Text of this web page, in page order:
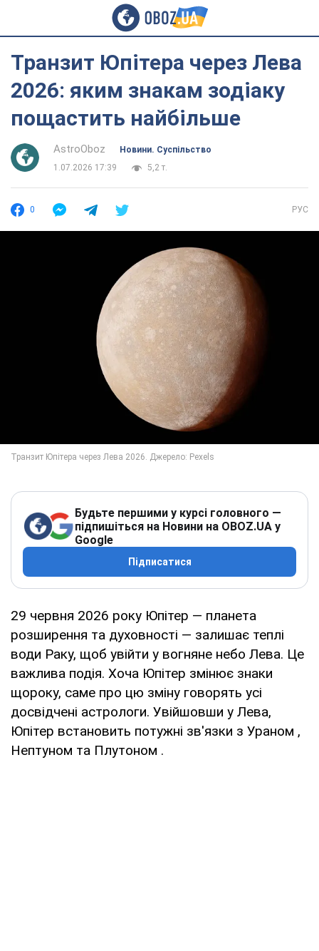
Транзит Юпітера через Лева
2026: яким знакам зодіаку
пощастить найбільше
AstroOboz
Новини. Суспільство
1.07.2026 17:39
5,2 т.
0 РУС
Будьте першими у курсі головного —
підпишіться на Новини на OBOZ.UA у
Google
Підписатися
29 червня 2026 року Юпітер — планета
розширення та духовності — залишає теплі
води Раку, щоб увійти у вогняне небо Лева. Це
важлива подія. Хоча Юпітер змінює знаки
щороку, саме про цю зміну говорять усі
досвідчені астрологи. Увійшовши у Лева,
Юпітер встановить потужні зв'язки з Ураном ,
Нептуном та Плутоном .